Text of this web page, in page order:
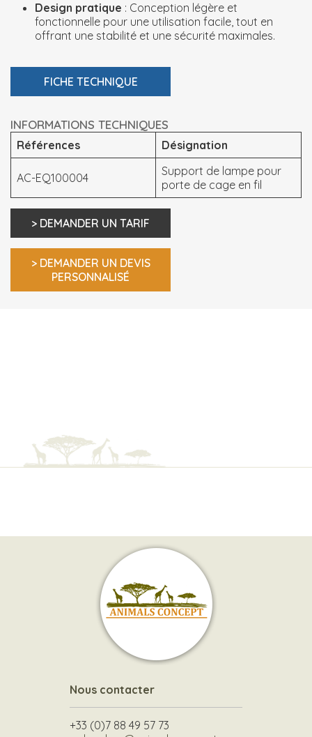
Design pratique : Conception légère et
fonctionnelle pour une utilisation facile, tout en
offrant une stabilité et une sécurité maximales.
FICHE TECHNIQUE
INFORMATIONS TECHNIQUES
Références Désignation
AC-EQ100004
Support de lampe pour
porte de cage en fil
> DEMANDER UN TARIF
> DEMANDER UN DEVIS
PERSONNALISÉ
Nous contacter
+33 (0)7 88 49 57 73